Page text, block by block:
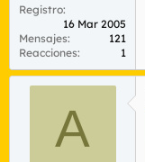
Registro
16 Mar 2005
Mensajes
121
Reacciones
1
A